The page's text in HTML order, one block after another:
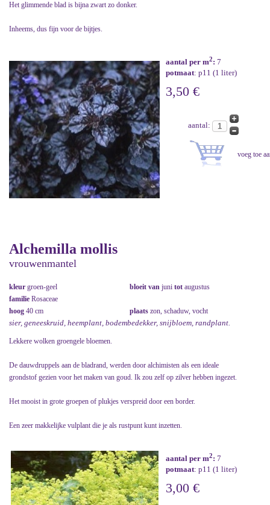
Het glimmende blad is bijna zwart zo donker.
Inheems, dus fijn voor de bijtjes.
aantal per m2: 7
potmaat: p11 (1 liter)
3,50 €
aantal:
Alchemilla mollis
vrouwenmantel
kleur groen-geel bloeit van juni tot augustus
familie Rosaceae
hoog 40 cm plaats zon, schaduw, vocht
sier, geneeskruid, heemplant, bodembedekker, snijbloem, randplant.
Lekkere wolken groengele bloemen.
De dauwdruppels aan de bladrand, werden door alchimisten als een ideale
grondstof gezien voor het maken van goud. Ik zou zelf op zilver hebben ingezet.
Het mooist in grote groepen of plukjes verspreid door een border.
Een zeer makkelijke vulplant die je als rustpunt kunt inzetten.
aantal per m2: 7
potmaat: p11 (1 liter)
3,00 €